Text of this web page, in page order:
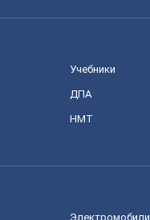
Учебники
ДПА
НМТ
Электромобили